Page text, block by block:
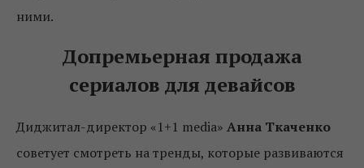
ними.
Допремьерная продажа
сериалов для девайсов
Диджитал-директор «1+1 media» Анна Ткаченко
советует смотреть на тренды, которые развиваются